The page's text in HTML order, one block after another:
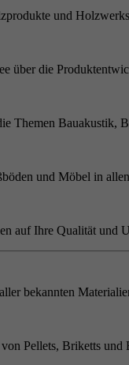
und
über die
Themen Bauakustik,
und Möbel in
auf Ihre Qualität und
bekannten
Pellets, Briketts und